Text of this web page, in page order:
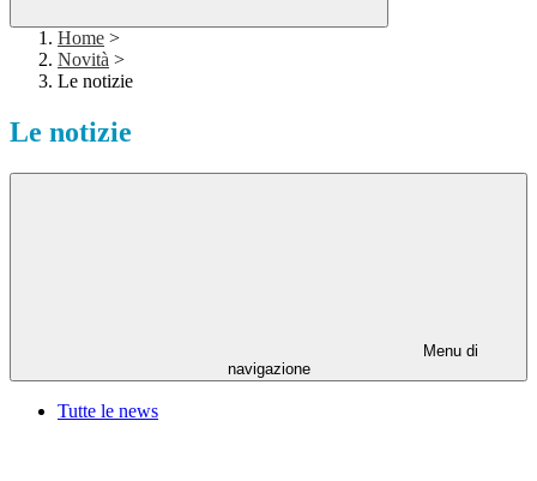
Home >
Novità >
Le notizie
Le notizie
Menu di
navigazione
Tutte le news